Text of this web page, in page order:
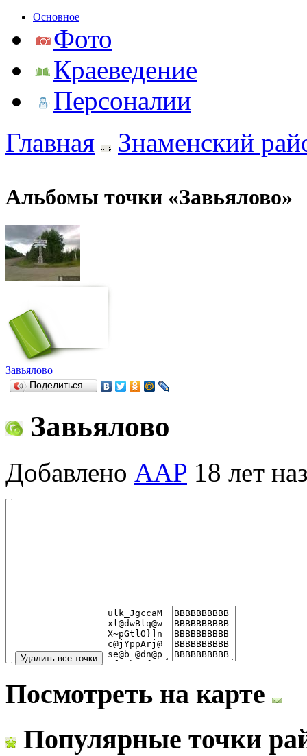
Основное
Фото
Краеведение
Персоналии
Главная
Знаменский
Альбомы точки «Завьялово»
Завьялово
Поделиться…
Завьялово
Добавлено AAP 18 лет
Посмотреть на карте
Популярные точки